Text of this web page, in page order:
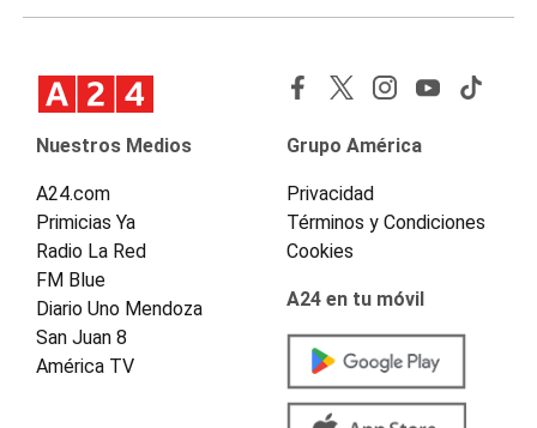
Nuestros Medios
A24.com
Primicias Ya
Radio La Red
FM Blue
Diario Uno Mendoza
San Juan 8
América TV
Grupo América
Privacidad
Términos y Condiciones
Cookies
A24 en tu móvil